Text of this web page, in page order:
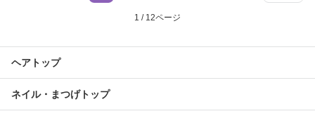
1 / 12ページ
ヘアトップ
ネイル・まつげトップ